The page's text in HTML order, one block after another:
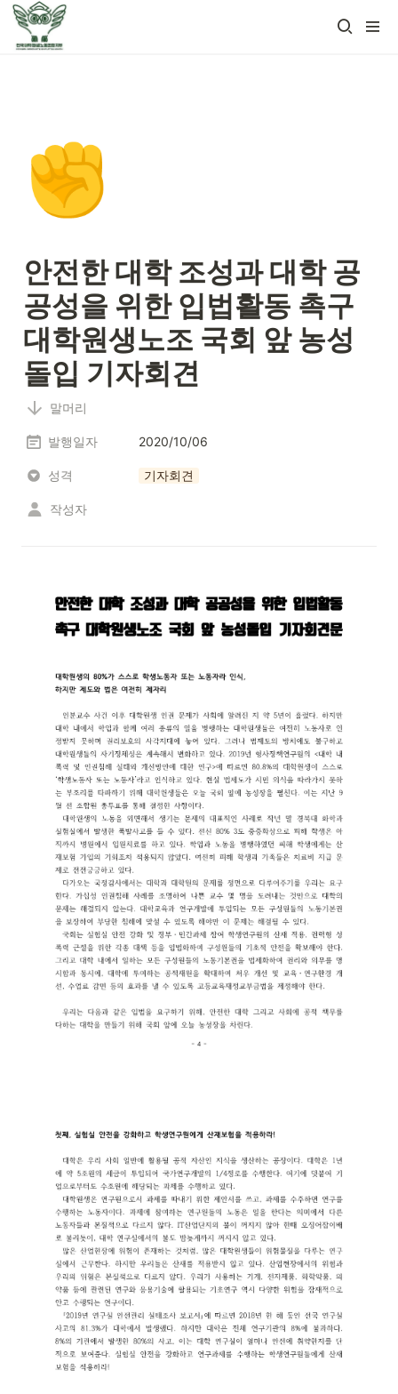
✊
안전한 대학 조성과 대학 공
공성을 위한 입법활동 촉구
대학원생노조 국회 앞 농성
돌입 기자회견
말머리
발행일자 2020/10/06
성격 기자회견
작성자